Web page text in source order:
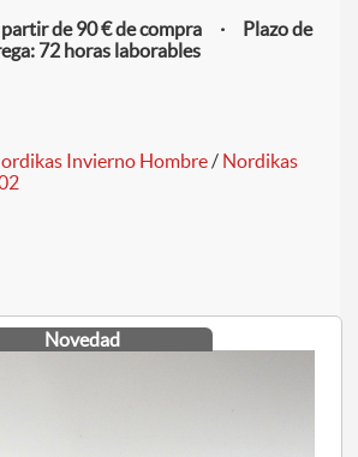
partir de 90 € de compra · Plazo de
72 horas laborables
Invierno Hombre/ Nordikas
Novedad